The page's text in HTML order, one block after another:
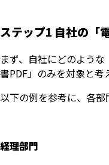
ステップ1 自社の「
まず、自社にどのよう
書PDF」のみを対象と
以下の例を参考に、各
経理部門